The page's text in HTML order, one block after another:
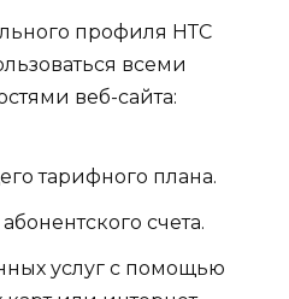
профиля НТС
всеми
веб-сайта:
тарифного плана.
счета.
услуг с помощью